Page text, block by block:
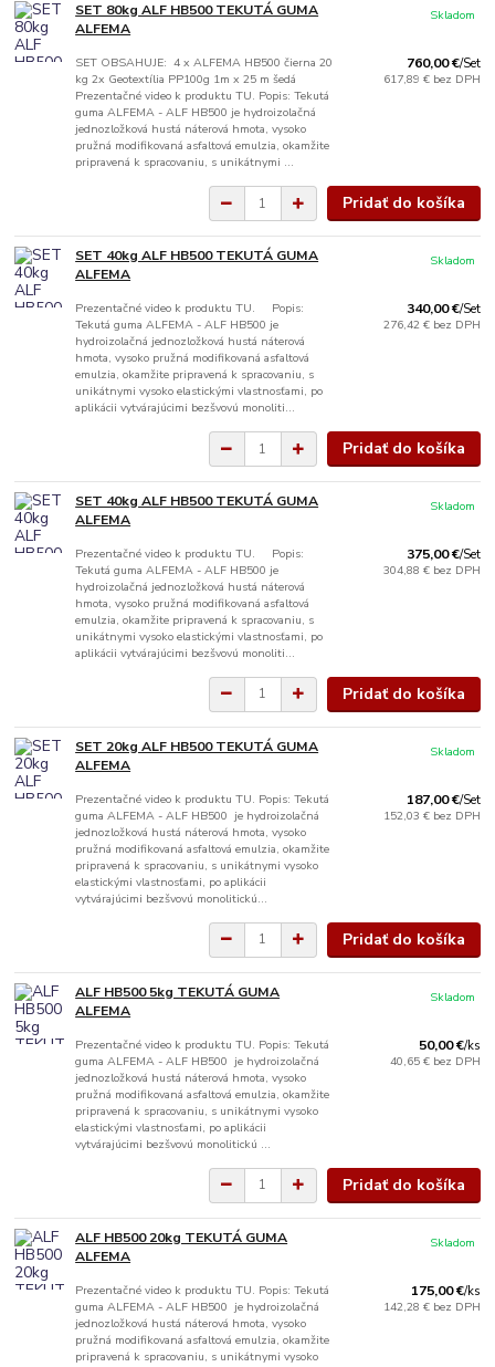
SET 80kg ALF HB500 TEKUTÁ GUMA
ALFEMA
SET OBSAHUJE: 4 x ALFEMA HB500 čierna 20
kg 2x Geotextília PP100g 1m x 25 m šedá
Prezentačné video k produktu TU. Popis: Tekutá
guma ALFEMA - ALF HB500 je hydroizolačná
jednozložková hustá náterová hmota, vysoko
pružná modifikovaná asfaltová emulzia, okamžite
pripravená k spracovaniu, s unikátnymi ...
760,00 €/Set
617,89 € bez DPH
Skladom
Pridať do košíka
SET 40kg ALF HB500 TEKUTÁ GUMA
ALFEMA
Prezentačné video k produktu TU. Popis:
Tekutá guma ALFEMA - ALF HB500 je
hydroizolačná jednozložková hustá náterová
hmota, vysoko pružná modifikovaná asfaltová
emulzia, okamžite pripravená k spracovaniu, s
unikátnymi vysoko elastickými vlastnosťami, po
aplikácii vytvárajúcimi bezšvovú monoliti...
340,00 €/Set
276,42 € bez DPH
Skladom
Pridať do košíka
SET 40kg ALF HB500 TEKUTÁ GUMA
ALFEMA
Prezentačné video k produktu TU. Popis:
Tekutá guma ALFEMA - ALF HB500 je
hydroizolačná jednozložková hustá náterová
hmota, vysoko pružná modifikovaná asfaltová
emulzia, okamžite pripravená k spracovaniu, s
unikátnymi vysoko elastickými vlastnosťami, po
aplikácii vytvárajúcimi bezšvovú monoliti...
375,00 €/Set
304,88 € bez DPH
Skladom
Pridať do košíka
SET 20kg ALF HB500 TEKUTÁ GUMA
ALFEMA
Prezentačné video k produktu TU. Popis: Tekutá
guma ALFEMA - ALF HB500 je hydroizolačná
jednozložková hustá náterová hmota, vysoko
pružná modifikovaná asfaltová emulzia, okamžite
pripravená k spracovaniu, s unikátnymi vysoko
elastickými vlastnosťami, po aplikácii
vytvárajúcimi bezšvovú monolitickú...
187,00 €/Set
152,03 € bez DPH
Skladom
Pridať do košíka
ALF HB500 5kg TEKUTÁ GUMA
ALFEMA
Prezentačné video k produktu TU. Popis: Tekutá
guma ALFEMA - ALF HB500 je hydroizolačná
jednozložková hustá náterová hmota, vysoko
pružná modifikovaná asfaltová emulzia, okamžite
pripravená k spracovaniu, s unikátnymi vysoko
elastickými vlastnosťami, po aplikácii
vytvárajúcimi bezšvovú monolitickú ...
50,00 €/ks
40,65 € bez DPH
Skladom
Pridať do košíka
ALF HB500 20kg TEKUTÁ GUMA
ALFEMA
Prezentačné video k produktu TU. Popis: Tekutá
guma ALFEMA - ALF HB500 je hydroizolačná
jednozložková hustá náterová hmota, vysoko
pružná modifikovaná asfaltová emulzia, okamžite
pripravená k spracovaniu, s unikátnymi vysoko
175,00 €/ks
142,28 € bez DPH
Skladom